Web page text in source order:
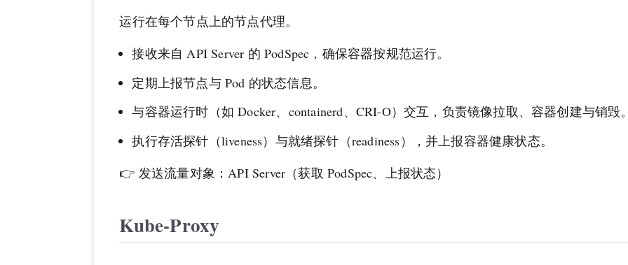
运行在每个节点上的节点代理。
接收来自 API Server 的 PodSpec，确保容器按规范运行。
定期上报节点与 Pod 的状态信息。
与容器运行时（如 Docker、containerd、CRI-O）交互，负责镜像拉取、容器创建与销毁
执行存活探针（liveness）与就绪探针（readiness），并上报容器健康状态。
👉 发送流量对象：API Server（获取 PodSpec、上报状态）
Kube-Proxy